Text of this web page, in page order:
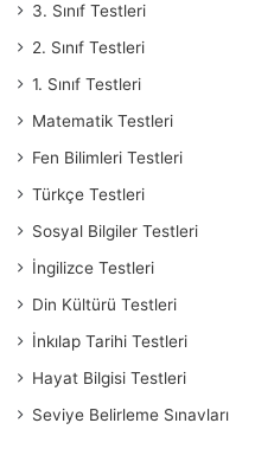
3. Sınıf Testleri
2. Sınıf Testleri
1. Sınıf Testleri
Matematik Testleri
Fen Bilimleri Testleri
Türkçe Testleri
Sosyal Bilgiler Testleri
İngilizce Testleri
Din Kültürü Testleri
İnkılap Tarihi Testleri
Hayat Bilgisi Testleri
Seviye Belirleme Sınavları